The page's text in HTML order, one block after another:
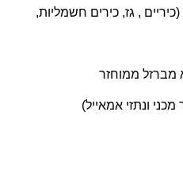
, גז, כירים חשמליות,
מברזל ממוחזר
ונתזי אמאייל)